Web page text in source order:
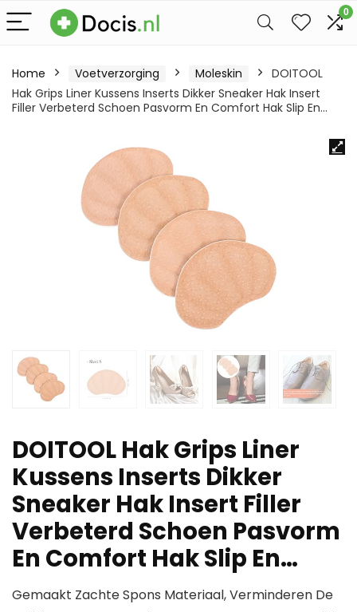
0
Home Voetverzorging Moleskin
DOITOOL
Hak Grips Liner Kussens Inserts Dikker Sneaker Hak Insert
Filler Verbeterd Schoen Pasvorm En Comfort Hak Slip En…
DOITOOL Hak Grips Liner
Kussens Inserts Dikker
Sneaker Hak Insert Filler
Verbeterd Schoen Pasvorm
En Comfort Hak Slip En…
Gemaakt Zachte Spons Materiaal, Verminderen De